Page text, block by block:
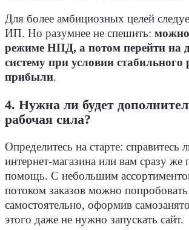
Для более амбициозных целей
ИП. Но разумнее не спешить: можно
режиме НПД, а потом перейти на
систему при условии стабильного
прибыли.
4. Нужна ли будет
рабочая сила?
Определитесь на старте: справитесь
интернет-магазина или вам сразу же
помощь. С небольшим
потоком заказов можно попробовать
самостоятельно, оформив
этого даже не нужно запускать сайт.